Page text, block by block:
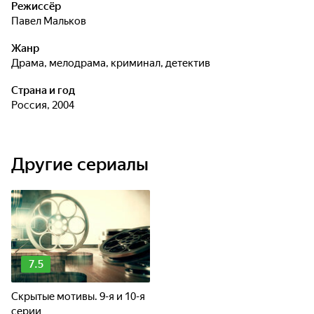
Режиссёр
Павел Мальков
Жанр
драма, мелодрама, криминал, детектив
Страна и год
Россия, 2004
Другие сериалы
7.5
Скрытые мотивы. 9-я и 10-я
серии